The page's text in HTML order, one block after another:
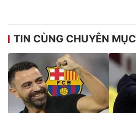
TIN CÙNG CHUYÊN MỤC